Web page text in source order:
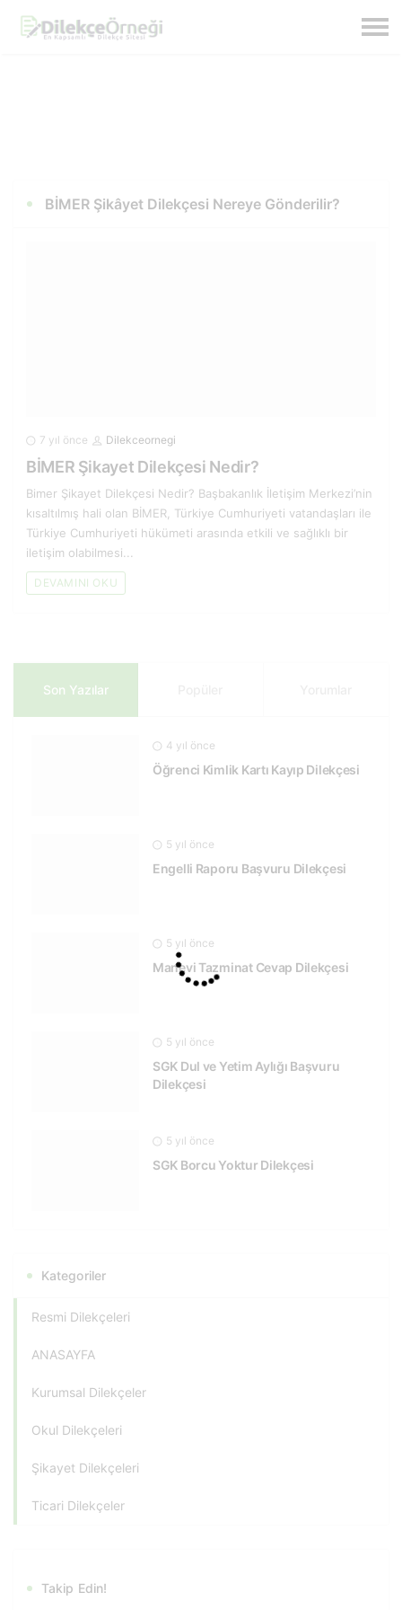
BİMER Şikâyet Dilekçesi Nereye Gönderilir?
7 yıl önce Dilekceornegi
BİMER Şikayet Dilekçesi Nedir?
Bimer Şikayet Dilekçesi Nedir? Başbakanlık İletişim Merkezi’nin
kısaltılmış hali olan BİMER, Türkiye Cumhuriyeti vatandaşları ile
Türkiye Cumhuriyeti hükümeti arasında etkili ve sağlıklı bir
iletişim olabilmesi...
DEVAMINI OKU
Son Yazılar
4 yıl önce
Öğrenci Kimlik Kartı Kayıp Dilekçesi
5 yıl önce
Engelli Raporu Başvuru Dilekçesi
5 yıl önce
Manevi Tazminat Cevap Dilekçesi
5 yıl önce
SGK Dul ve Yetim Aylığı Başvuru
Dilekçesi
5 yıl önce
SGK Borcu Yoktur Dilekçesi
Kategoriler
Resmi Dilekçeleri
ANASAYFA
Kurumsal Dilekçeler
Okul Dilekçeleri
Şikayet Dilekçeleri
Ticari Dilekçeler
Takip Edin!